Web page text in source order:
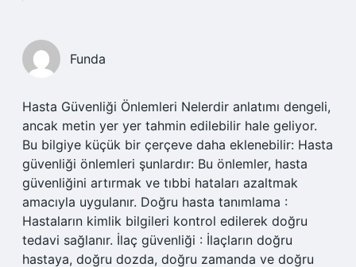
Funda
Hasta Güvenliği Önlemleri Nelerdir anlatımı dengeli,
ancak metin yer yer tahmin edilebilir hale geliyor.
Bu bilgiye küçük bir çerçeve daha eklenebilir: Hasta
güvenliği önlemleri şunlardır: Bu önlemler, hasta
güvenliğini artırmak ve tıbbi hataları azaltmak
amacıyla uygulanır. Doğru hasta tanımlama :
Hastaların kimlik bilgileri kontrol edilerek doğru
tedavi sağlanır. İlaç güvenliği : İlaçların doğru
hastaya, doğru dozda, doğru zamanda ve doğru